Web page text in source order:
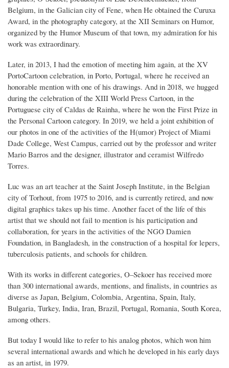
Belgium, in the Galician city of Fene, when He obtained the Curuxa
Award, in the photography category, at the XII Seminars on Humor,
organized by the Humor Museum of that town, my admiration for his
work was extraordinary.
Later, in 2013, I had the emotion of meeting him again, at the XV
PortoCartoon celebration, in Porto, Portugal, where he received an
honorable mention with one of his drawings. And in 2018, we hugged
during the celebration of the XIII World Press Cartoon, in the
Portuguese city of Caldas de Rainha, where he won the First Prize in
the Personal Cartoon category. In 2019, we held a joint exhibition of
our photos in one of the activities of the H(umor) Project of Miami
Dade College, West Campus, carried out by the professor and writer
Mario Barros and the designer, illustrator and ceramist Wilfredo
Torres.
Luc was an art teacher at the Saint Joseph Institute, in the Belgian
city of Torhout, from 1975 to 2016, and is currently retired, and now
digital graphics takes up his time. Another facet of the life of this
artist that we should not fail to mention is his participation and
collaboration, for years in the activities of the NGO Damien
Foundation, in Bangladesh, in the construction of a hospital for lepers,
tuberculosis patients, and schools for children.
With its works in different categories, O–Sekoer has received more
than 300 international awards, mentions, and finalists, in countries as
diverse as Japan, Belgium, Colombia, Argentina, Spain, Italy,
Bulgaria, Turkey, India, Iran, Brazil, Portugal, Romania, South Korea,
among others.
But today I would like to refer to his analog photos, which won him
several international awards and which he developed in his early days
as an artist, in 1979.